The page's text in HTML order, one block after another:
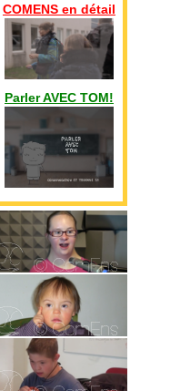
COMENS en détail
Parler AVEC TOM!
Parole
Gestualité